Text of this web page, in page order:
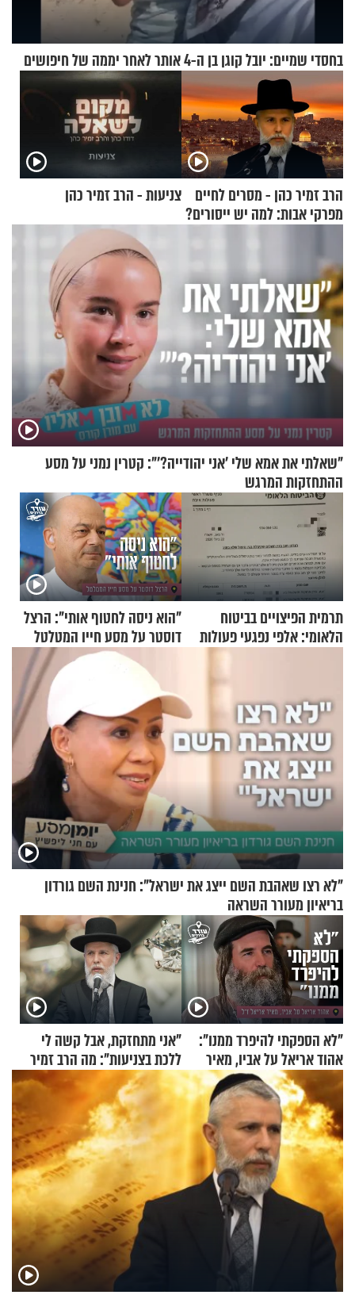
בחסדי שמיים: יובל קוגן בן ה-4 אותר לאחר יממה של חיפושים
הרב זמיר כהן - מסרים לחיים
מפרקי אבות: למה יש ייסורים?
צניעות - הרב זמיר כהן
"שאלתי את אמא שלי 'אני יהודייה?'": קטרין נמני על מסע
ההתחזקות המרגש
תרמית הפיצויים בביטוח
הלאומי: אלפי נפגעי פעולות
איבה קיבלו כספים במירמה
"הוא ניסה לחטוף אותי": הרצל
דוסטר על מסע חייו המטלטל
"לא רצו שאהבת השם ייצג את ישראל": חנינת השם גורדון
בריאיון מעורר השראה
"לא הספקתי להיפרד ממנו":
אהוד אריאל על אביו, מאיר
אריאל ז"ל
"אני מתחזקת, אבל קשה לי
ללכת בצניעות": מה הרב זמיר
כהן המליץ לה לעשות?